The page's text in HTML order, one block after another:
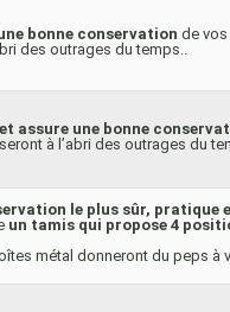
bonne conservation de vos
des outrages du temps..
assure une bonne
à l’abri des outrages du
le plus sûr, pratique
un tamis qui propose 4
métal donneront du peps à